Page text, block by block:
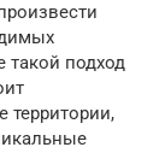
такой подход
территории,